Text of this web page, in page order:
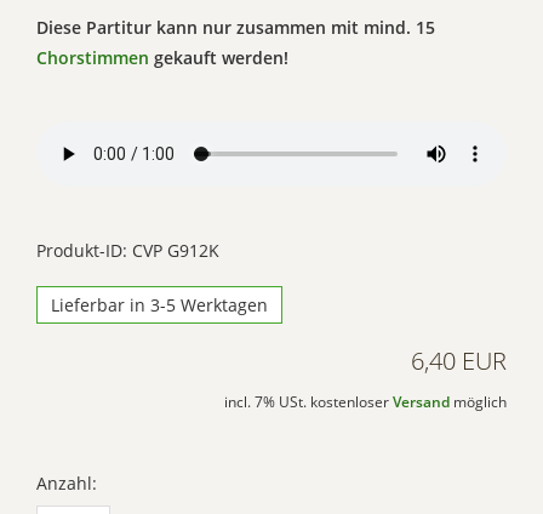
Diese Partitur kann nur zusammen mit mind. 15
Chorstimmen gekauft werden!
Produkt-ID: CVP G912K
Lieferbar in 3-5 Werktagen
6,40 EUR
incl. 7% USt. kostenloser Versand möglich
Anzahl: